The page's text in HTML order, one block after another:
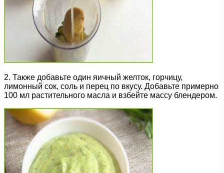
2. Также добавьте один яичный желток, горчицу,
лимонный сок, соль и перец по вкусу. Добавьте примерно
100 мл растительного масла и взбейте массу блендером.